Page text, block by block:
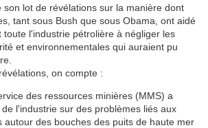
son lot de révélations sur la manière dont
tant sous Bush que sous Obama, ont aidé
toute l'industrie pétrolière à négliger les
et environnementales qui auraient pu
on compte :
des ressources minières (MMS) a
l'industrie sur des problèmes liés aux
autour des bouches des puits de haute mer